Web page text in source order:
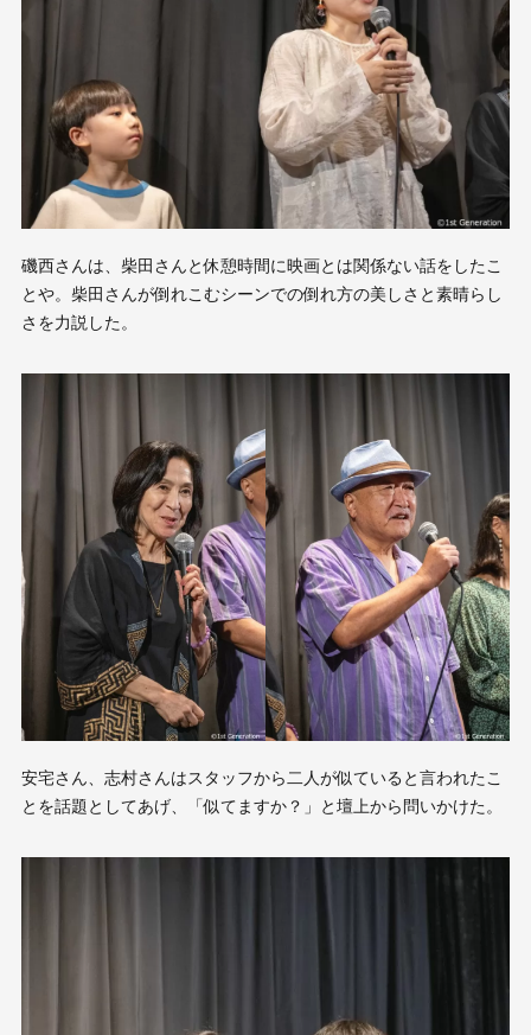
磯西さんは、柴田さんと休憩時間に映画とは関係ない話をしたこ
とや。柴田さんが倒れこむシーンでの倒れ方の美しさと素晴らし
さを力説した。
安宅さん、志村さんはスタッフから二人が似ていると言われたこ
とを話題としてあげ、「似てますか？」と壇上から問いかけた。